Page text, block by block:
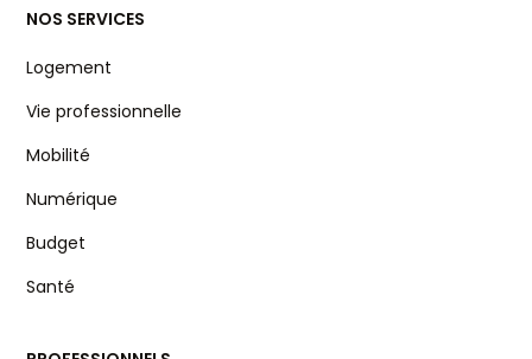
NOS SERVICES
Logement
Vie professionnelle
Mobilité
Numérique
Budget
Santé